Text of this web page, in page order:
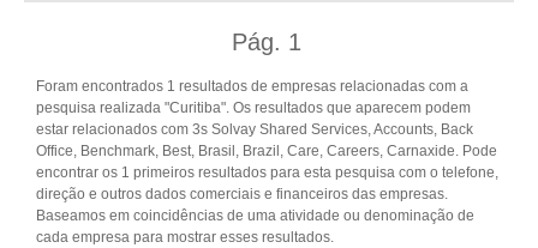
Pág. 1
Foram encontrados 1 resultados de empresas relacionadas com a
pesquisa realizada "Curitiba". Os resultados que aparecem podem
estar relacionados com 3s Solvay Shared Services, Accounts, Back
Office, Benchmark, Best, Brasil, Brazil, Care, Careers, Carnaxide. Pode
encontrar os 1 primeiros resultados para esta pesquisa com o telefone,
direção e outros dados comerciais e financeiros das empresas.
Baseamos em coincidências de uma atividade ou denominação de
cada empresa para mostrar esses resultados.